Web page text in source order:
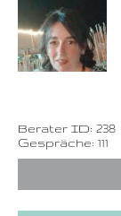
Berater ID: 238
Gespräche: 111
Zurück